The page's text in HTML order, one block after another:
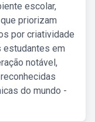
escolar,
priorizam
por criatividade
estudantes em
notável,
do mundo -